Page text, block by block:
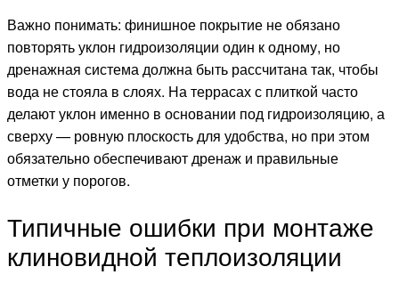
Важно понимать: финишное покрытие не обязано
повторять уклон гидроизоляции один к одному, но
дренажная система должна быть рассчитана так, чтобы
вода не стояла в слоях. На террасах с плиткой часто
делают уклон именно в основании под гидроизоляцию, а
сверху — ровную плоскость для удобства, но при этом
обязательно обеспечивают дренаж и правильные
отметки у порогов.
Типичные ошибки при монтаже
клиновидной теплоизоляции